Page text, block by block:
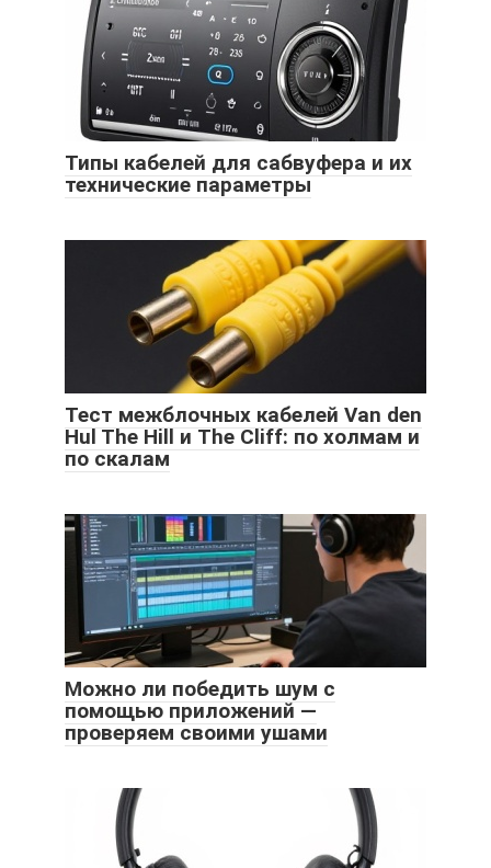
Типы кабелей для сабвуфера и их
технические параметры
Тест межблочных кабелей Van den
Hul The Hill и The Cliff: по холмам и
по скалам
Можно ли победить шум с
помощью приложений —
проверяем своими ушами